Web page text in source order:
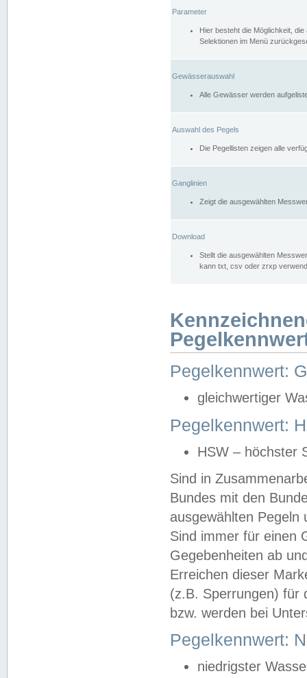
Parameter
Hier besteht die Möglichkeit,
Selektionen im Menü
Gewässerauswahl
Alle Gewässer werden
Auswahl des Pegels
Die Pegellisten zeigen alle
Ganglinien
Zeigt die ausgewählten
Download
Stellt die ausgewählten
kann txt, csv oder zrxp
Pegelkennwert:
gleichwertiger
Pegelkennwert:
HSW – höchster
Sind in
Bundes mit den
ausgewählten
Sind immer für einen
Gegebenheiten ab
Erreichen dieser
(z.B. Sperrungen) für
bzw. werden bei
Pegelkennwert:
niedrigster